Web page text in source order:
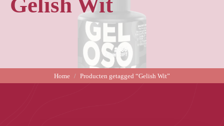
Gelish Wit
Home Producten getagged “Gelish Wit”